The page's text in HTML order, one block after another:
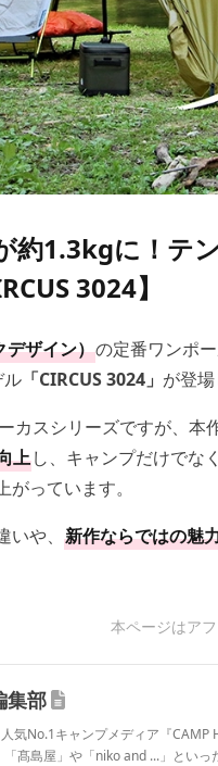
約1.3kgに！テ
3024】
ザイン）の定番ワンポ
「CIRCUS 3024」 が登場
カスシリーズですが、
上し、キャンプだけでな
っています。
や、 新作ならではの魅
本ページはア
集部
気No.1キャンプメディア『CAMP
髙島屋」や「niko and ...」とい